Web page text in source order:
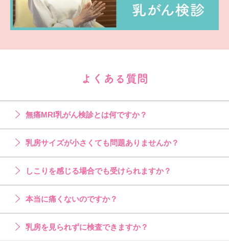
よくある質問
無痛MRI乳がん検診とは何ですか？
乳房サイズが小さくても問題ありませんか？
しこりを感じる場合でも受けられますか？
本当に痛くないのですか？
乳房を見られずに検査できますか？